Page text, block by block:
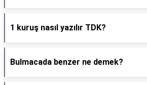
1 kuruş nasıl yazılır TDK?
Bulmacada benzer ne demek?